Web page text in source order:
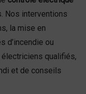
Nos interventions
la mise en
d’incendie ou
électriciens qualifiés,
et de conseils